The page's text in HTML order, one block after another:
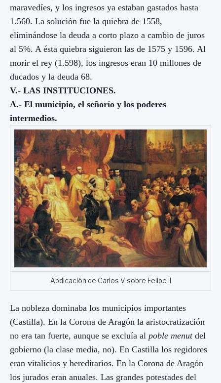
maravedíes, y los ingresos ya estaban gastados hasta
1.560. La solución fue la quiebra de 1558,
eliminándose la deuda a corto plazo a cambio de juros
al 5%. A ésta quiebra siguieron las de 1575 y 1596. Al
morir el rey (1.598), los ingresos eran 10 millones de
ducados y la deuda 68.
V.- LAS INSTITUCIONES.
A.- El municipio, el señorío y los poderes
intermedios.
Abdicación de Carlos V sobre Felipe II
La nobleza dominaba los municipios importantes
(Castilla). En la Corona de Aragón la aristocratización
no era tan fuerte, aunque se excluía al poble menutdel
gobierno (la clase media, no). En Castilla los regidores
eran vitalicios y hereditarios. En la Corona de Aragón
los jurados eran anuales. Las grandes potestades del